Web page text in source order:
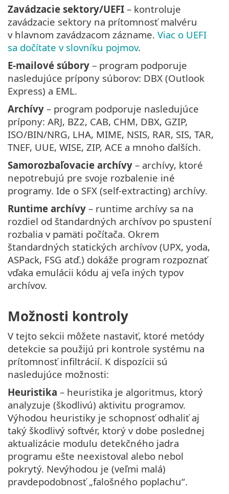
Zavádzacie sektory/UEFI – kontroluje
zavádzacie sektory na prítomnosť malvéru
v hlavnom zavádzacom zázname. Viac o UEFI
sa dočítate v slovníku pojmov.
E-mailové súbory – program podporuje
nasledujúce prípony súborov: DBX (Outlook
Express) a EML.
Archívy – program podporuje nasledujúce
prípony: ARJ, BZ2, CAB, CHM, DBX, GZIP,
ISO/BIN/NRG, LHA, MIME, NSIS, RAR, SIS, TAR,
TNEF, UUE, WISE, ZIP, ACE a mnoho ďalších.
Samorozbaľovacie archívy – archívy, ktoré
nepotrebujú pre svoje rozbalenie iné
programy. Ide o SFX (self-extracting) archívy.
Runtime archívy – runtime archívy sa na
rozdiel od štandardných archívov po spustení
rozbalia v pamäti počítača. Okrem
štandardných statických archívov (UPX, yoda,
ASPack, FSG atď.) dokáže program rozpoznať
vďaka emulácii kódu aj veľa iných typov
archívov.
Možnosti kontroly
V tejto sekcii môžete nastaviť, ktoré metódy
detekcie sa použijú pri kontrole systému na
prítomnosť infiltrácií. K dispozícii sú
nasledujúce možnosti:
Heuristika – heuristika je algoritmus, ktorý
analyzuje (škodlivú) aktivitu programov.
Výhodou heuristiky je schopnosť odhaliť aj
taký škodlivý softvér, ktorý v dobe poslednej
aktualizácie modulu detekčného jadra
programu ešte neexistoval alebo nebol
pokrytý. Nevýhodou je (veľmi malá)
pravdepodobnosť „falošného poplachu“.